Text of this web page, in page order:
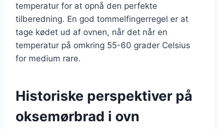
temperatur for at opnå den perfekte
tilberedning. En god tommelfingerregel er at
tage kødet ud af ovnen, når det når en
temperatur på omkring 55-60 grader Celsius
for medium rare.
Historiske perspektiver på
oksemørbrad i ovn